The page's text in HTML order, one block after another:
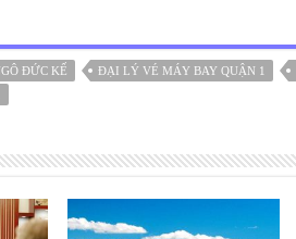
ĐỨC KẾ ĐẠI LÝ VÉ MÁY BAY QUẬN 1